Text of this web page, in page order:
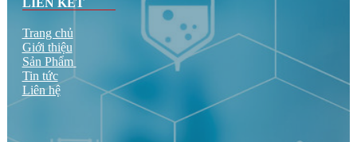
LIÊN KẾT
Trang chủ
Giới thiệu
Sản Phẩm
Tin tức
Liên hệ